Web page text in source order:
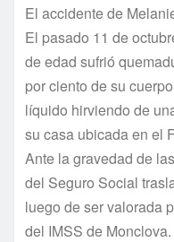
El accidente de
El pasado 11 de
de edad sufrió
por ciento de su
lí­quido hirviendo de
su casa ubicada en el
Ante la gravedad de
del Seguro Social
luego de ser valorada
del IMSS de Monclova.